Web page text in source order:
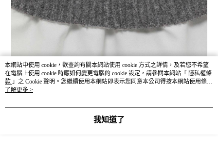
本網站中使用 cookie，欲查詢有關本網站使用 cookie 方式之詳情，及若您不希望
在電腦上使用 cookie 時應如何變更電腦的 cookie 設定，請參閱本網站「 隱私權條
款 」之 Cookie 聲明。您繼續使用本網站即表示您同意本公司得按本網站使用條款
之 Cookie 聲明使用 cookie。
了解更多 >
我知道了